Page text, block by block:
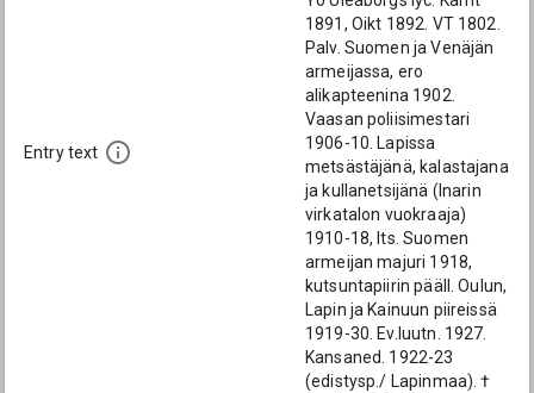
Entry text
1891, Oikt 1892. VT 1802.
Palv. Suomen ja Venäjän
armeijassa, ero
alikapteenina 1902.
Vaasan poliisimestari
1906-10. Lapissa
metsästäjänä, kalastajana
ja kullanetsijänä (Inarin
virkatalon vuokraaja)
1910-18, Its. Suomen
armeijan majuri 1918,
kutsuntapiirin pääll. Oulun,
Lapin ja Kainuun piireissä
1919-30. Ev.luutn. 1927.
Kansaned. 1922-23
(edistysp./ Lapinmaa). †